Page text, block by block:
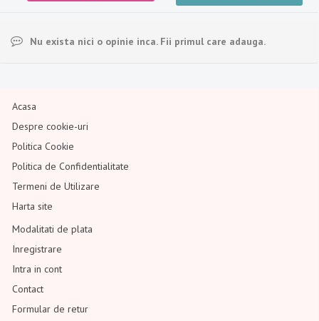
Nu exista nici o opinie inca. Fii primul care adauga.
Acasa
Despre cookie-uri
Politica Cookie
Politica de Confidentialitate
Termeni de Utilizare
Harta site
Modalitati de plata
Inregistrare
Intra in cont
Contact
Formular de retur